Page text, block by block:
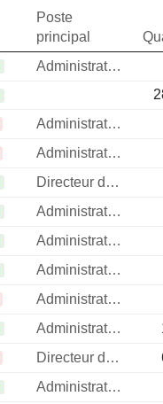
Poste
principal
Administrateur
Administrateur
Administrateur
Directeur des operations
Administrateur
Administrateur
Administrateur
Administrateur
Administrateur
Directeur des operations
Administrateur